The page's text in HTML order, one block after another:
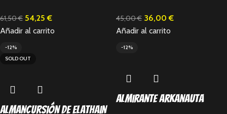
61,50€ 54,25€
Añadir al carrito
45,00€ 36,00€
Añadir al carrito
-12%
SOLD OUT
Almancursión de Elathain
-12%
Almirante Arkanauta